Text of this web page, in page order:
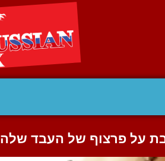
על פרצוף של העבד שלה